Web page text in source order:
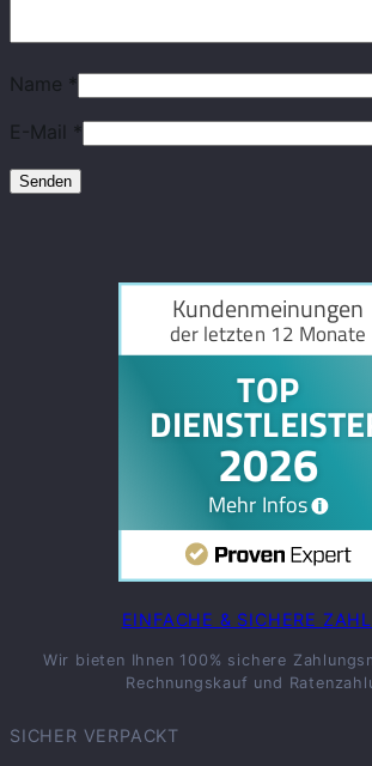
Name *
E-Mail *
EINFACHE & SICHERE
Wir bieten Ihnen 100% sichere
Rechnungskauf und
SICHER VERPACKT